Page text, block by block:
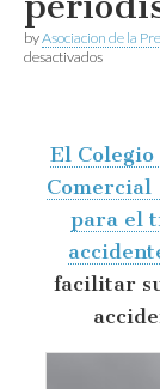
byAsociacion de la
desactivadosen
Guía
para
El
Comercial
para el
facilitar